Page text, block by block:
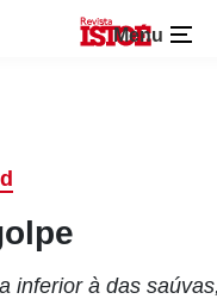
Menu
inferior à das